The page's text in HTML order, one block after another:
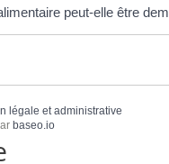
peut-elle être
légale et administrative
baseo.io